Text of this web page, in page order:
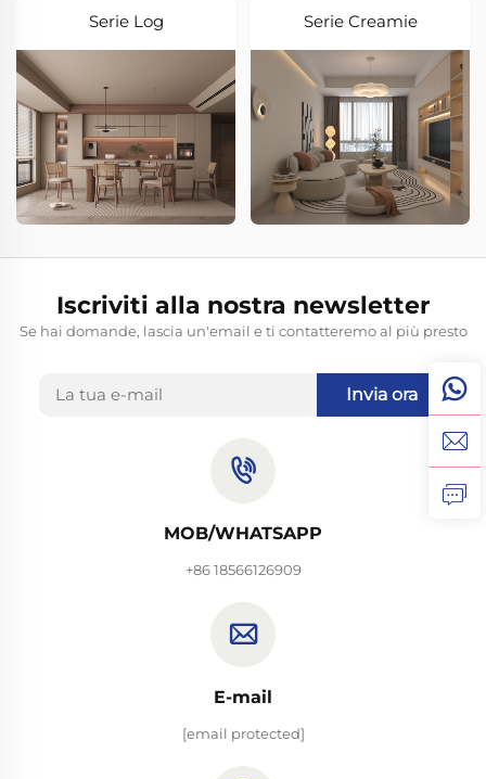
Serie Log Serie Creamie
Iscriviti alla nostra newsletter
Se hai domande, lascia un'email e ti contatteremo al più presto
Invia ora
MOB/WHATSAPP
+86 18566126909
E-mail
[email protected]